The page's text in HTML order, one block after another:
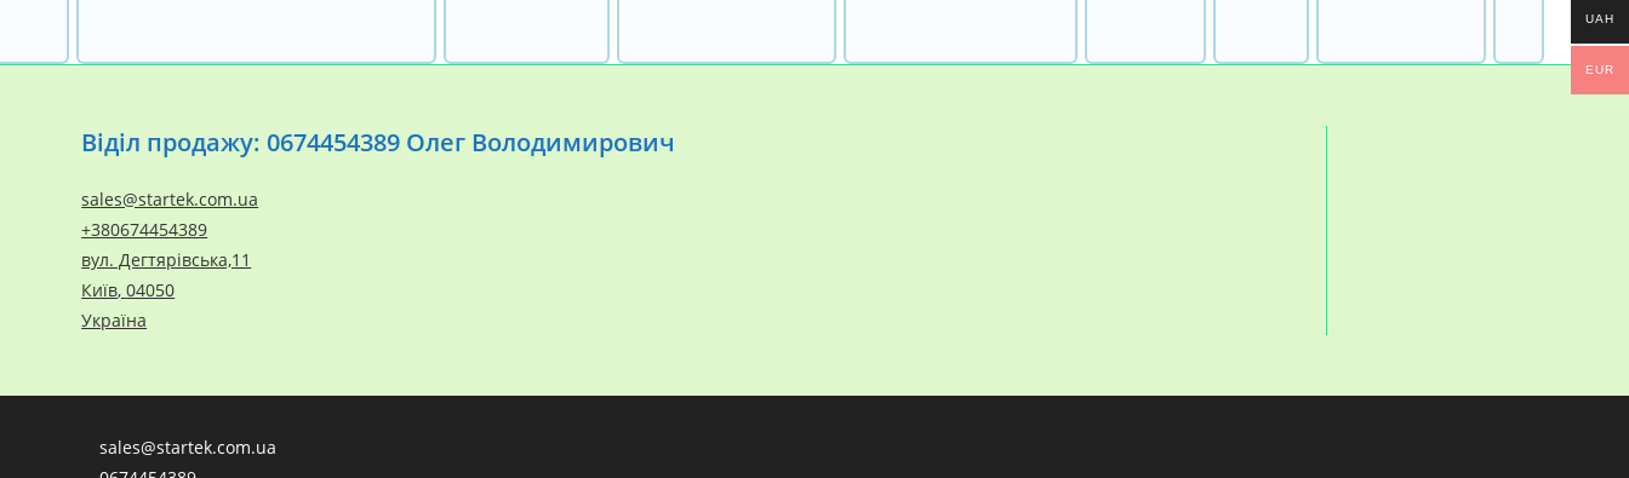
Віділ продажу: 0674454389 Олег Володимирович
sales@startek.com.ua
+380674454389
вул. Дегтярівська,11
Київ,04050
Україна
sales@startek.com.ua
UAH
EUR